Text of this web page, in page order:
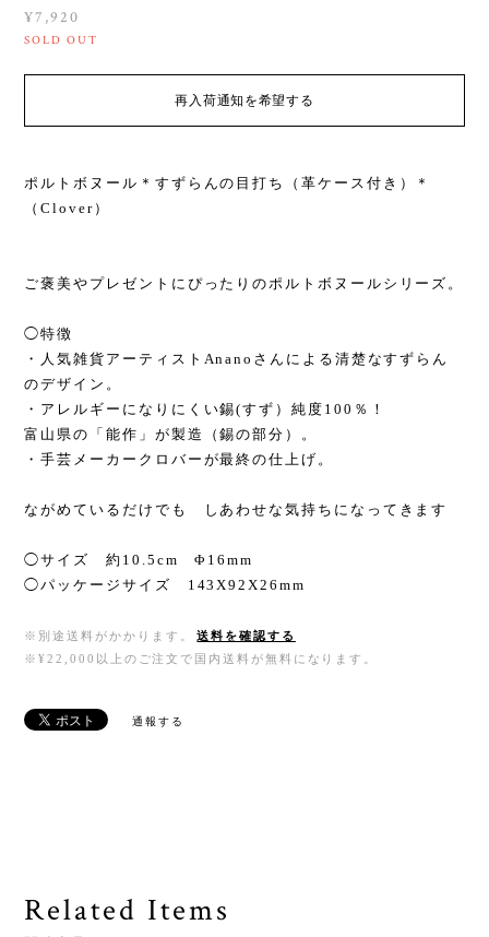
¥7,920
SOLD OUT
再入荷通知を希望する
ポルトボヌール＊すずらんの目打ち（革ケース付き）＊
（Clover）
ご褒美やプレゼントにぴったりのポルトボヌールシリーズ。
◯特徴
・人気雑貨アーティストAnanoさんによる清楚なすずらん
のデザイン。
・アレルギーになりにくい錫(すず）純度100％！
富山県の「能作」が製造（錫の部分）。
・手芸メーカークロバーが最終の仕上げ。
ながめているだけでも しあわせな気持ちになってきます
◯サイズ 約10.5cm Φ16mm
◯パッケージサイズ 143X92X26mm
※別途送料がかかります。
送料を確認する
※¥22,000以上のご注文で国内送料が無料になります。
通報する
Related Items